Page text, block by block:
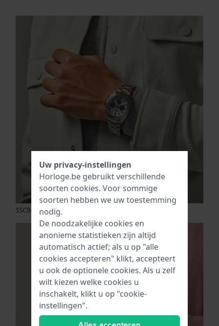
SSC965P1
Uw privacy-instellingen
Horloge.be gebruikt verschillende
soorten cookies. Voor sommige
soorten hebben we uw toestemming
nodig.
De noodzakelijke cookies en
anonieme statistieken zijn altijd
automatisch actief; als u op "alle
cookies accepteren" klikt, accepteert
u ook de optionele cookies. Als u zelf
wilt kiezen welke cookies u
inschakelt, klikt u op "cookie-
instellingen".